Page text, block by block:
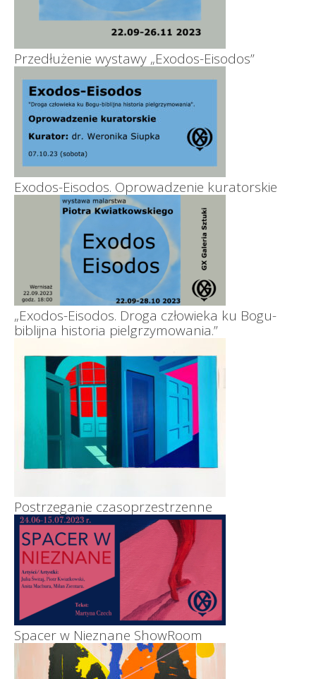
Przedłużenie wystawy „Exodos-Eisodos”
Exodos-Eisodos. Oprowadzenie kuratorskie
„Exodos-Eisodos. Droga człowieka ku Bogu-
biblijna historia pielgrzymowania.”
Postrzeganie czasoprzestrzenne
Spacer w Nieznane ShowRoom